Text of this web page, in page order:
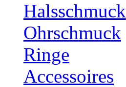
Halsschmuck
Ohrschmuck
Ringe
Accessoires